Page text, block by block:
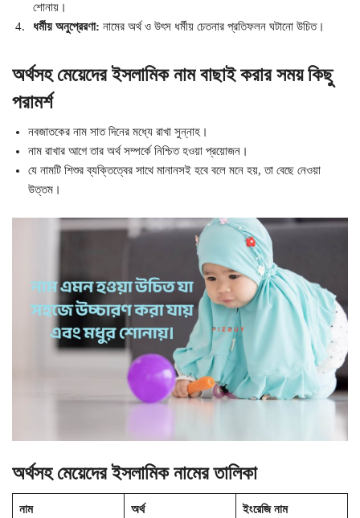
শোনায়।
ধর্মীয় অনুপ্রেরণা: নামের অর্থ ও উৎস ধর্মীয় চেতনার প্রতিফলন ঘটানো উচিত।
অর্থসহ মেয়েদের ইসলামিক নাম বাছাই করার সময় কিছু
পরামর্শ
নবজাতকের নাম সাত দিনের মধ্যে রাখা সুন্নাহ।
নাম রাখার আগে তার অর্থ সম্পর্কে নিশ্চিত হওয়া প্রয়োজন।
যে নামটি শিশুর ব্যক্তিত্বের সাথে মানানসই হবে বলে মনে হয়, তা বেছে নেওয়া
উত্তম।
অর্থসহ মেয়েদের ইসলামিক নামের তালিকা
নাম অর্থ ইংরেজি নাম